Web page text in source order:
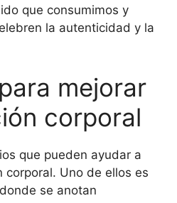
que consumimos y
la autenticidad y la
mejorar
corporal
que pueden ayudar a
corporal. Uno de ellos es
se anotan